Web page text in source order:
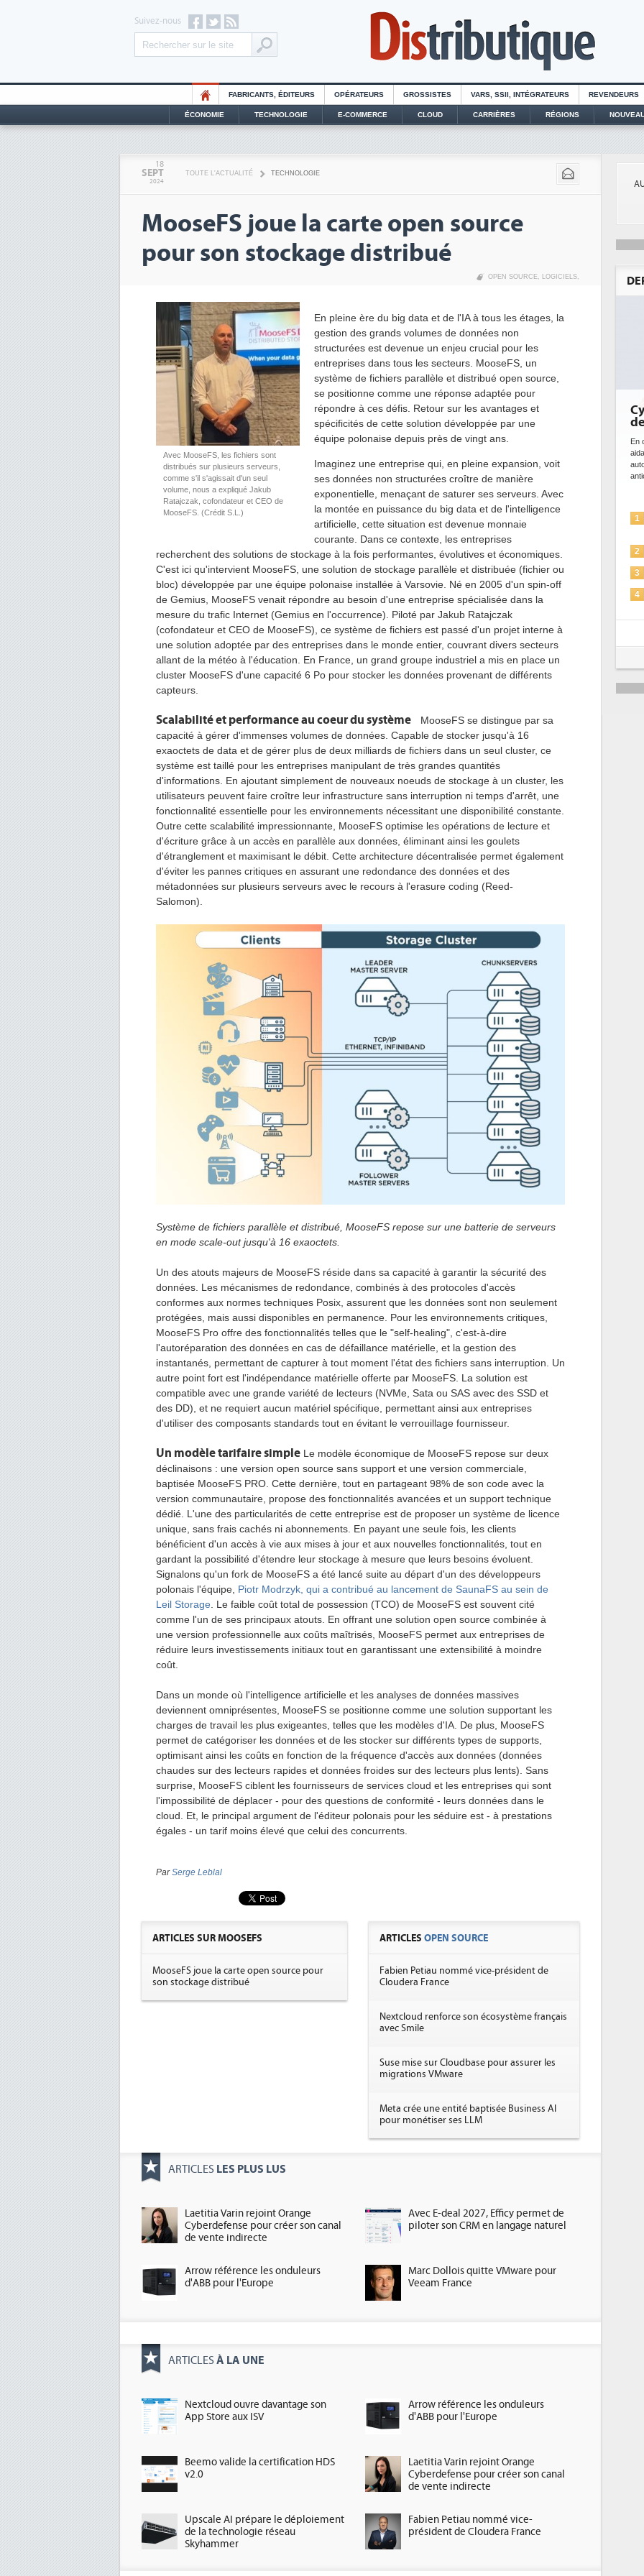
Suivez-nous
FABRICANTS, ÉDITEURS OPÉRATEURS GROSSISTES VARS, SSII, INTÉGRATEURS REVENDEURS
ÉCONOMIE TECHNOLOGIE E-COMMERCE CLOUD CARRIÈRES RÉGIONS
18
SEPT
2024
TOUTE L'ACTUALITÉ TECHNOLOGIE
MooseFS joue la carte open source
pour son stockage distribué
OPEN SOURCE, LOGICIELS,
Avec MooseFS, les fichiers sont
distribués sur plusieurs serveurs,
comme s'il s'agissait d'un seul
volume, nous a expliqué Jakub
Ratajczak, cofondateur et CEO de
MooseFS. (Crédit S.L.)
En pleine ère du big data et de l'IA à tous les étages, la
gestion des grands volumes de données non
structurées est devenue un enjeu crucial pour les
entreprises dans tous les secteurs. MooseFS, un
système de fichiers parallèle et distribué open source,
se positionne comme une réponse adaptée pour
répondre à ces défis. Retour sur les avantages et
spécificités de cette solution développée par une
équipe polonaise depuis près de vingt ans.
Imaginez une entreprise qui, en pleine expansion, voit
ses données non structurées croître de manière
exponentielle, menaçant de saturer ses serveurs. Avec
la montée en puissance du big data et de l'intelligence
artificielle, cette situation est devenue monnaie
courante. Dans ce contexte, les entreprises
recherchent des solutions de stockage à la fois performantes, évolutives et économiques.
C'est ici qu'intervient MooseFS, une solution de stockage parallèle et distribuée (fichier ou
bloc) développée par une équipe polonaise installée à Varsovie. Né en 2005 d'un spin-off
de Gemius, MooseFS venait répondre au besoin d'une entreprise spécialisée dans la
mesure du trafic Internet (Gemius en l'occurrence). Piloté par Jakub Ratajczak
(cofondateur et CEO de MooseFS), ce système de fichiers est passé d'un projet interne à
une solution adoptée par des entreprises dans le monde entier, couvrant divers secteurs
allant de la météo à l'éducation. En France, un grand groupe industriel a mis en place un
cluster MooseFS d'une capacité 6 Po pour stocker les données provenant de différents
capteurs.
Scalabilité et performance au coeur du système
MooseFS se distingue par sa
capacité à gérer d'immenses volumes de données. Capable de stocker jusqu'à 16
exaoctets de data et de gérer plus de deux milliards de fichiers dans un seul cluster, ce
système est taillé pour les entreprises manipulant de très grandes quantités
d'informations. En ajoutant simplement de nouveaux noeuds de stockage à un cluster, les
utilisateurs peuvent faire croître leur infrastructure sans interruption ni temps d'arrêt, une
fonctionnalité essentielle pour les environnements nécessitant une disponibilité constante.
Outre cette scalabilité impressionnante, MooseFS optimise les opérations de lecture et
d'écriture grâce à un accès en parallèle aux données, éliminant ainsi les goulets
d'étranglement et maximisant le débit. Cette architecture décentralisée permet également
d'éviter les pannes critiques en assurant une redondance des données et des
métadonnées sur plusieurs serveurs avec le recours à l'erasure coding (Reed-
Salomon).
Système de fichiers parallèle et distribué, MooseFS repose sur une batterie de serveurs
en mode scale-out jusqu'à 16 exaoctets.
Un des atouts majeurs de MooseFS réside dans sa capacité à garantir la sécurité des
données. Les mécanismes de redondance, combinés à des protocoles d'accès
conformes aux normes techniques Posix, assurent que les données sont non seulement
protégées, mais aussi disponibles en permanence. Pour les environnements critiques,
MooseFS Pro offre des fonctionnalités telles que le "self-healing", c'est-à-dire
l'autoréparation des données en cas de défaillance matérielle, et la gestion des
instantanés, permettant de capturer à tout moment l'état des fichiers sans interruption. Un
autre point fort est l'indépendance matérielle offerte par MooseFS. La solution est
compatible avec une grande variété de lecteurs (NVMe, Sata ou SAS avec des SSD et
des DD), et ne requiert aucun matériel spécifique, permettant ainsi aux entreprises
d'utiliser des composants standards tout en évitant le verrouillage fournisseur.
Un modèle tarifaire simple Le modèle économique de MooseFS repose sur deux
déclinaisons : une version open source sans support et une version commerciale,
baptisée MooseFS PRO. Cette dernière, tout en partageant 98% de son code avec la
version communautaire, propose des fonctionnalités avancées et un support technique
dédié. L'une des particularités de cette entreprise est de proposer un système de licence
unique, sans frais cachés ni abonnements. En payant une seule fois, les clients
bénéficient d'un accès à vie aux mises à jour et aux nouvelles fonctionnalités, tout en
gardant la possibilité d'étendre leur stockage à mesure que leurs besoins évoluent.
Signalons qu'un fork de MooseFS a été lancé suite au départ d'un des développeurs
polonais l'équipe, Piotr Modrzyk, qui a contribué au lancement de SaunaFS au sein de
Leil Storage
Le faible coût total de possession (TCO) de MooseFS est souvent cité
comme l'un de ses principaux atouts. En offrant une solution open source combinée à
une version professionnelle aux coûts maîtrisés, MooseFS permet aux entreprises de
réduire leurs investissements initiaux tout en garantissant une extensibilité à moindre
coût.
Dans un monde où l'intelligence artificielle et les analyses de données massives
deviennent omniprésentes, MooseFS se positionne comme une solution supportant les
charges de travail les plus exigeantes, telles que les modèles d'IA. De plus, MooseFS
permet de catégoriser les données et de les stocker sur différents types de supports,
optimisant ainsi les coûts en fonction de la fréquence d'accès aux données (données
chaudes sur des lecteurs rapides et données froides sur des lecteurs plus lents). Sans
surprise, MooseFS ciblent les fournisseurs de services cloud et les entreprises qui sont
l'impossibilité de déplacer - pour des questions de conformité - leurs données dans le
cloud. Et, le principal argument de l'éditeur polonais pour les séduire est - à prestations
égales - un tarif moins élevé que celui des concurrents.
ParSerge Leblal
ARTICLES SUR MOOSEFS
MooseFS joue la carte open source pour
son stockage distribué
ARTICLESOPEN SOURCE
Fabien Petiau nommé vice-président de
Cloudera France
Nextcloud renforce son écosystème français
avec Smile
Suse mise sur Cloudbase pour assurer les
migrations VMware
Meta crée une entité baptisée Business AI
pour monétiser ses LLM
ARTICLES LES PLUS LUS
Laetitia Varin rejoint Orange
Cyberdefense pour créer son canal
de vente indirecte
Avec E-deal 2027, Efficy permet de
piloter son CRM en langage naturel
Arrow référence les onduleurs
d'ABB pour l'Europe
Marc Dollois quitte VMware pour
Veeam France
ARTICLES À LA UNE
Nextcloud ouvre davantage son
App Store aux ISV
Arrow référence les onduleurs
d'ABB pour l'Europe
Beemo valide la certification HDS
v2.0
Laetitia Varin rejoint Orange
Cyberdefense pour créer son canal
de vente indirecte
Upscale AI prépare le déploiement
de la technologie réseau
Skyhammer
Fabien Petiau nommé vice-
président de Cloudera France
ce
1
2
6